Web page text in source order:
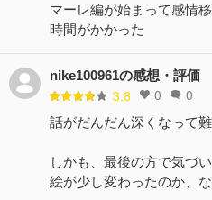
マーレ編が始まって感情
時間がかかった
nike100961の感想・評価
3.8 0 0
話がだんだん深くなって難
しかも、最後の方で気づ
絵が少し変わったのか、